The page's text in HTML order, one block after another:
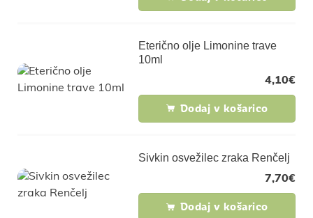
Eterično olje Limonine trave
10ml
4,10€
Dodaj v košarico
Sivkin osvežilec zraka Renčelj
7,70€
Dodaj v košarico